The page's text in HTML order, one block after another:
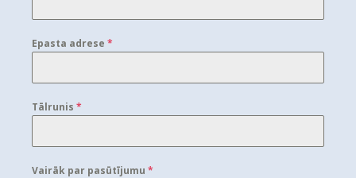
Epasta adrese *
Tālrunis *
Vairāk par pasūtījumu *